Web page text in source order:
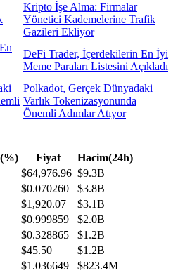
Kripto İşe Alma: Firmalar
Yönetici Kademelerine Trafik
Gazileri Ekliyor
DeFi Trader, İçerdekilerin En İyi
Meme Paraları Listesini Açıkladı
Polkadot, Gerçek Dünyadaki
Varlık Tokenizasyonunda
Önemli Adımlar Atıyor
Fiyat
Hacim(24h)
$64,976.96 $9.3B
$0.070260
$3.8B
$1,920.07
$3.1B
$0.999859
$2.0B
$0.328865
$1.2B
$45.50
$1.2B
$1.036649
$823.4M